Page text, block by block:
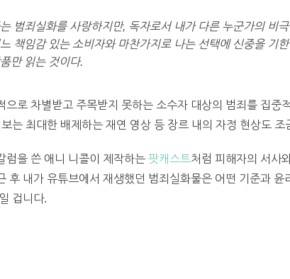
범죄실화를 사랑하지만, 독자로서 내가 다른 누군가의 비
느 책임감 있는 소비자와 마찬가지로 나는 선택에 신중을 기
만 읽는 것이다.
으로 차별받고 주목받지 못하는 소수자 대상의 범죄를 집
는 최대한 배제하는 재연 영상 등 장르 내의 자정 현상도 조
럼을 쓴 애니 니콜이 제작하는 팟캐스트처럼 피해자의 서사
후 내가 유튜브에서 재생했던 범죄실화물은 어떤 기준과
겁니다.